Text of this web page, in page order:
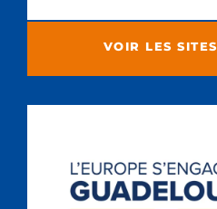
VOIR LES SITES